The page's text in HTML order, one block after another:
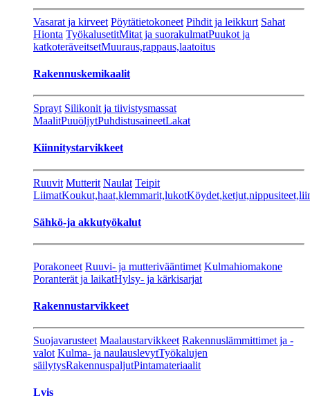
Vasarat ja kirveet Pöytätietokoneet Pihdit ja leikkurt Sahat
Hionta TyökalusetitMitat ja suorakulmatPuukot ja
katkoteräveitsetMuuraus,rappaus,laatoitus
Rakennuskemikaalit
Sprayt Silikonit ja tiivistysmassat
MaalitPuuöljytPuhdistusaineetLakat
Kiinnitystarvikkeet
Ruuvit Mutterit Naulat Teipit
LiimatKoukut,haat,klemmarit,lukot
Sähkö-ja akkutyökalut
Porakoneet Ruuvi- ja mutterivääntimet Kulmahiomakone
Poranterät ja laikatHylsy- ja kärkisarjat
Rakennustarvikkeet
Suojavarusteet Maalaustarvikkeet Rakennuslämmittimet ja -
valot Kulma- ja naulauslevytTyökalujen
säilytysRakennuspaljutPintamateriaalit
Lvis